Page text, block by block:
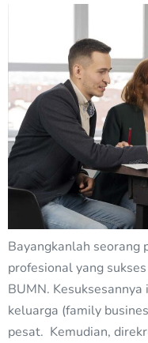
Bayangkanlah seorang
profesional yang
BUMN.
keluarga (family
pesat. Kemudian,